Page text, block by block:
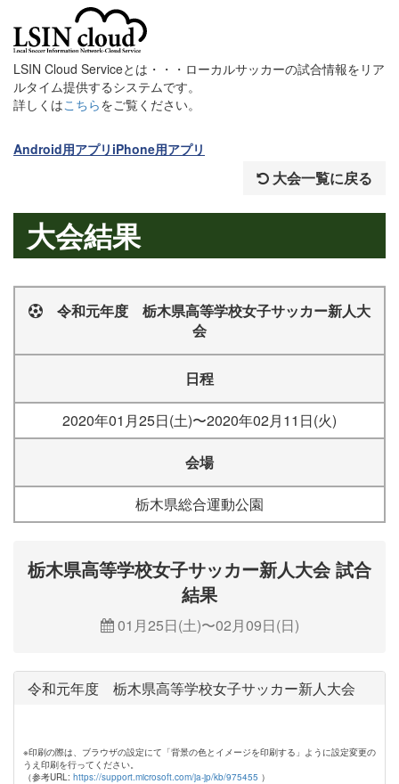
LSIN Cloud Serviceとは・・・ローカルサッカーの試合情報をリア
ルタイム提供するシステムです。
詳しくはこちらをご覧ください。
Android用アプリ iPhone用アプリ
大会一覧に戻る
大会結果
令和元年度 栃木県高等学校女子サッカー新人大
会
日程
2020年01月25日(土)〜2020年02月11日(火)
会場
栃木県総合運動公園
栃木県高等学校女子サッカー新人大会 試合
結果
01月25日(土)〜02月09日(日)
令和元年度 栃木県高等学校女子サッカー新人大会
※印刷の際は、ブラウザの設定にて「背景の色とイメージを印刷する」ように設定変更の
うえ印刷を行ってください。
（参考URL: https://support.microsoft.com/ja-jp/kb/975455 ）